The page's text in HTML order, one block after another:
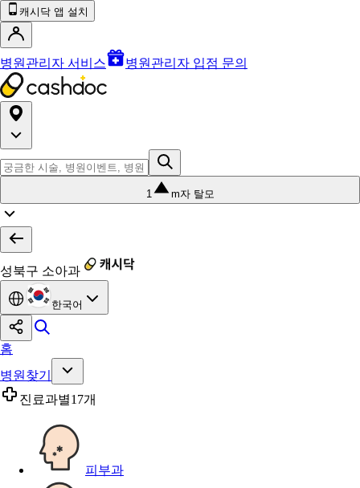
캐시닥 앱 설치
병원관리자 서비스 병원관리자 입점 문의
1 m자 탈모
성북구 소아과
한국어
홈
병원찾기
진료과별17개
피부과